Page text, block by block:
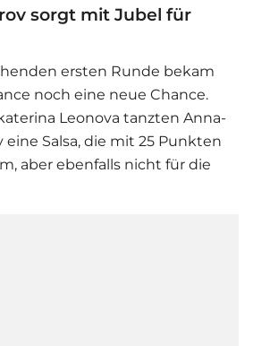
sorgt mit Jubel für
ersten Runde bekam
noch eine neue Chance.
Leonova tanzten Anna-
eine Salsa, die mit 25 Punkten
aber ebenfalls nicht für die